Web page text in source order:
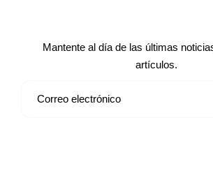
Mantente al día de las últimas
artículos.